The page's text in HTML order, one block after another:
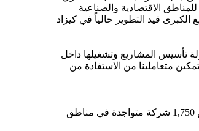
الاقتصادية والصناعية
الكبرى قيد التطوير حالياً في كيزاد
تأسيس المشاريع وتشغيلها داخل
متعاملينا من الاستفادة من
“جسور” منصة رقمية تفتح قنوات التواصل والتعاون بين أكثر من 1,750 شركة متواجدة في مناطق